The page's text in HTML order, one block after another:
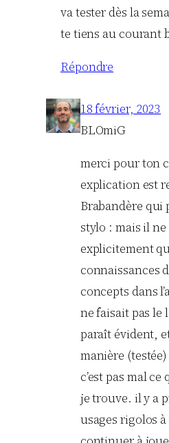
va tester dès la
te tiens au courant
Répondre
18 février, 2023
BLOmiG
merci pour ton
explication est
Brabandère qui
stylo : mais il
explicitement
connaissances
concepts dans
ne faisait pas le
paraît évident,
manière
c’est pas mal
je trouve. il y a
usages rigolos